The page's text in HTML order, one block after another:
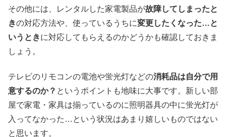
その他には、レンタルした家電製品が故障してしまったと
きの対応方法や、使っているうちに変更したくなった…と
いうときに対応してもらえるのかどうかも確認しておきま
しょう。
テレビのリモコンの電池や蛍光灯などの消耗品は自分で用
意するのか？ というポイントも地味に大事です。新しい部
屋で家電・家具は揃っているのに照明器具の中に蛍光灯が
入ってなかった…という状況はあまり嬉しいものではない
と思います。